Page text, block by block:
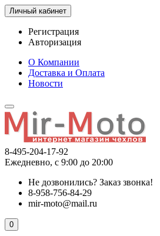
Личный кабинет
Регистрация
Авторизация
О Компании
Доставка и Оплата
Новости
8-495-204-17-92
Ежедневно, с 9:00 до 20:00
Не дозвонились? Заказ звонка!
8-958-756-84-29
mir-moto@mail.ru
0